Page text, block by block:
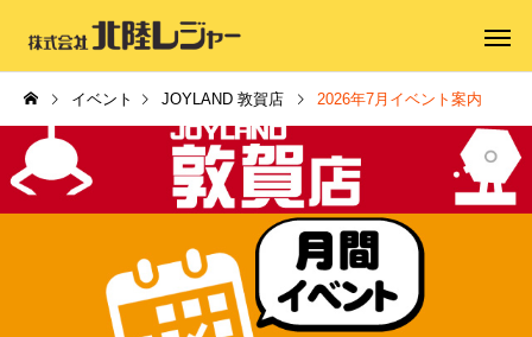
イベント JOYLAND 敦賀店 2026年7月イベント案内